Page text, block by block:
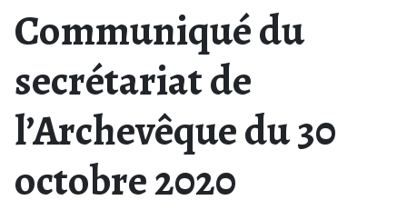
Communiqué du
secrétariat de
l’Archevêque du 30
octobre 2020